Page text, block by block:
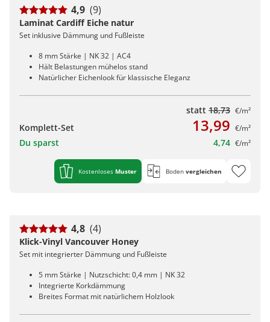
4,9 (9)
Laminat Cardiff Eiche natur
Set inklusive Dämmung und Fußleiste
8 mm Stärke | NK 32 | AC4
Hält Belastungen mühelos stand
Natürlicher Eichenlook für klassische Eleganz
statt 18,73 €/m²
Komplett-Set 13,99 €/m²
Du sparst 4,74 €/m²
Kostenloses Muster Boden vergleichen
4,8 (4)
Klick-Vinyl Vancouver Honey
Set mit integrierter Dämmung und Fußleiste
5 mm Stärke | Nutzschicht: 0,4 mm | NK 32
Integrierte Korkdämmung
Breites Format mit natürlichem Holzlook